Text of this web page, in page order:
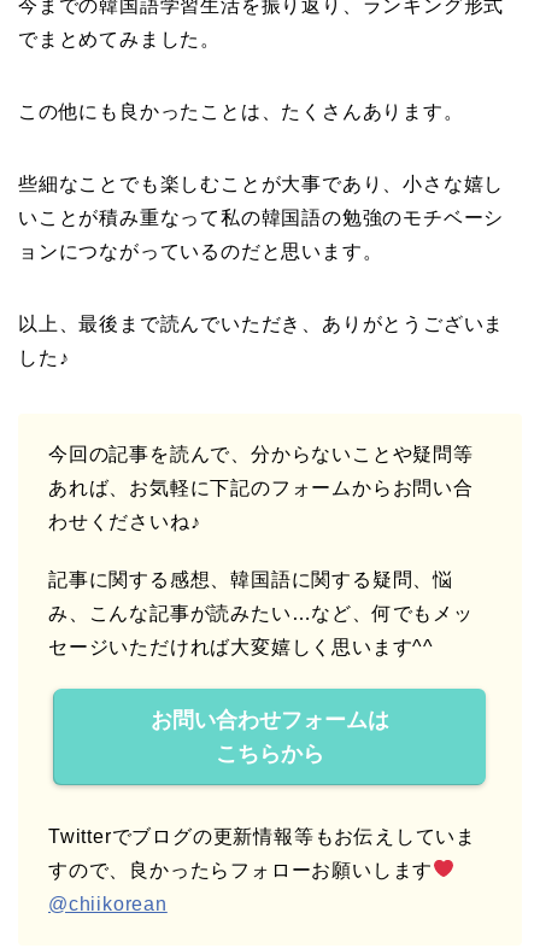
今までの韓国語学習生活を振り返り、ランキング形式
でまとめてみました。
この他にも良かったことは、たくさんあります。
些細なことでも楽しむことが大事であり、小さな嬉し
いことが積み重なって私の韓国語の勉強のモチベーシ
ョンにつながっているのだと思います。
以上、最後まで読んでいただき、ありがとうございま
した♪
今回の記事を読んで、分からないことや疑問等
あれば、お気軽に下記のフォームからお問い合
わせくださいね♪
記事に関する感想、韓国語に関する疑問、悩
み、こんな記事が読みたい…など、何でもメッ
セージいただければ大変嬉しく思います^^
お問い合わせフォームは
こちらから
Twitterでブログの更新情報等もお伝えしていま
すので、良かったらフォローお願いします
@chiikorean